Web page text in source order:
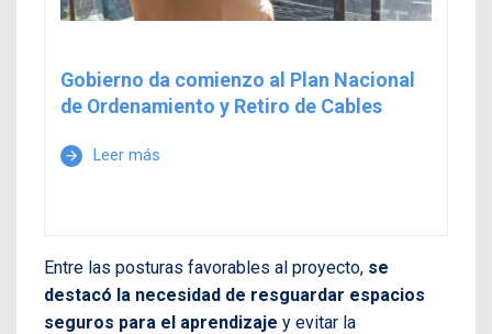
Gobierno da comienzo al Plan Nacional
de Ordenamiento y Retiro de Cables
arrow_forward Leer más
Entre las posturas favorables al proyecto, se
destacó la necesidad de resguardar espacios
seguros para el aprendizaje y evitar la